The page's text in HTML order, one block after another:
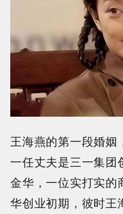
王海燕的第一段婚姻
一任丈夫是三一集团
金华，一位实打实的
华创业初期，彼时王